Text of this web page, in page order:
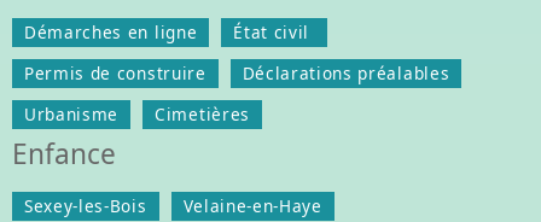
Démarches en ligne
État civil
Permis de construire
Déclarations préalables
Urbanisme
Cimetières
Enfance
Sexey-les-Bois
Velaine-en-Haye